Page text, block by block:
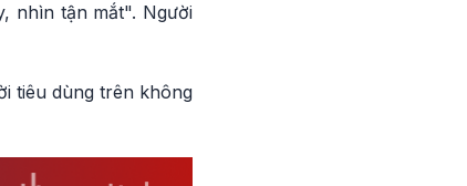
nhìn tận mắt". Người
tiêu dùng trên không